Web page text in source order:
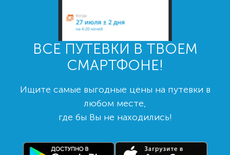
ВСЕ ПУТЕВКИ В ТВОЕМ
СМАРТФОНЕ!
Ищите самые выгодные цены на путевки в
любом месте,
где бы Вы не находились!